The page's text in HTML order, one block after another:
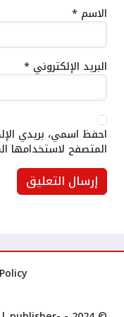
الاسم *
البريد الإلكتروني *
احفظ اسمي، بريدي
المتصفح لاستخدامها